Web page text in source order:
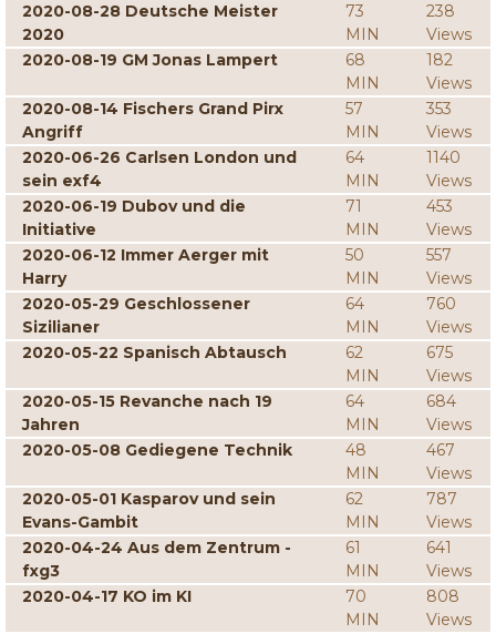
2020-08-28 Deutsche Meister
2020
73
MIN
238
Views
2020-08-19 GM Jonas Lampert
68
MIN
182
Views
2020-08-14 Fischers Grand Pirx
Angriff
57
MIN
353
Views
2020-06-26 Carlsen London und
sein exf4
64
MIN
1140
Views
2020-06-19 Dubov und die
Initiative
71
MIN
453
Views
2020-06-12 Immer Aerger mit
Harry
50
MIN
557
Views
2020-05-29 Geschlossener
Sizilianer
64
MIN
760
Views
2020-05-22 Spanisch Abtausch
62
MIN
675
Views
2020-05-15 Revanche nach 19
Jahren
64
MIN
684
Views
2020-05-08 Gediegene Technik
48
MIN
467
Views
2020-05-01 Kasparov und sein
Evans-Gambit
62
MIN
787
Views
2020-04-24 Aus dem Zentrum -
fxg3
61
MIN
641
Views
2020-04-17 KO im KI
70
MIN
808
Views